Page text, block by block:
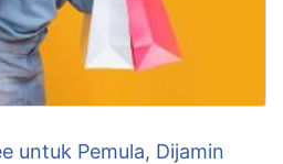
untuk Pemula, Dijamin